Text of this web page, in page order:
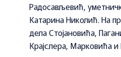
Радосављевић,
Катарина Николић. На
дела Стојановића,
Крајслера, Марковића и